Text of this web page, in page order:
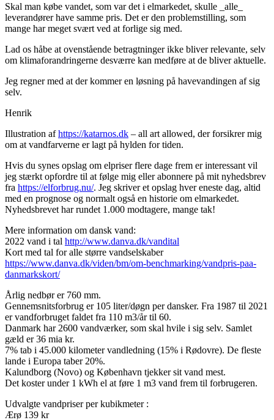
Skal man købe vandet, som var det i elmarkedet, skulle _alle_
leverandører have samme pris. Det er den problemstilling, som
mange har meget svært ved at forlige sig med.
Lad os håbe at ovenstående betragtninger ikke bliver relevante, selv
om klimaforandringerne desværre kan medføre at de bliver aktuelle.
Jeg regner med at der kommer en løsning på havevandingen af sig
selv.
Henrik
Illustration afhttps://katarnos.dk – all art allowed, der forsikrer mig
om at vandfarverne er lagt på hylden for tiden.
Hvis du synes opslag om elpriser flere dage frem er interessant vil
jeg stærkt opfordre til at følge mig eller abonnere på mit nyhedsbrev
fra https://elforbrug.nu/. Jeg skriver et opslag hver eneste dag, altid
med en prognose og normalt også en historie om elmarkedet.
Nyhedsbrevet har rundet 1.000 modtagere, mange tak!
Mere information om dansk vand:
2022 vand i tal http://www.danva.dk/vandital
Kort med tal for alle større vandselskaber
https://www.danva.dk/viden/bm/om-benchmarking/vandpris-paa-
danmarkskort/
Årlig nedbør er 760 mm.
Gennemsnitsforbrug er 105 liter/døgn per dansker. Fra 1987 til 2021
er vandforbruget faldet fra 110 m3/år til 60.
Danmark har 2600 vandværker, som skal hvile i sig selv. Samlet
gæld er 36 mia kr.
7% tab i 45.000 kilometer vandledning (15% i Rødovre). De fleste
lande i Europa taber 20%.
Kalundborg (Novo) og København tjekker sit vand mest.
Det koster under 1 kWh el at føre 1 m3 vand frem til forbrugeren.
Udvalgte vandpriser per kubikmeter :
Ærø 139 kr